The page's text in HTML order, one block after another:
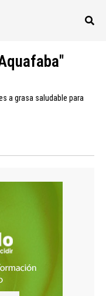
a grasa saludable para